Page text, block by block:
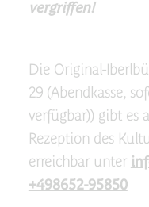
vergriffen!
Die Original-
29 (Abendkasse,
verfügbar)) gibt es
Rezeption des
erreichbar unter
+498652-95850